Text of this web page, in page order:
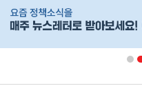
단
영